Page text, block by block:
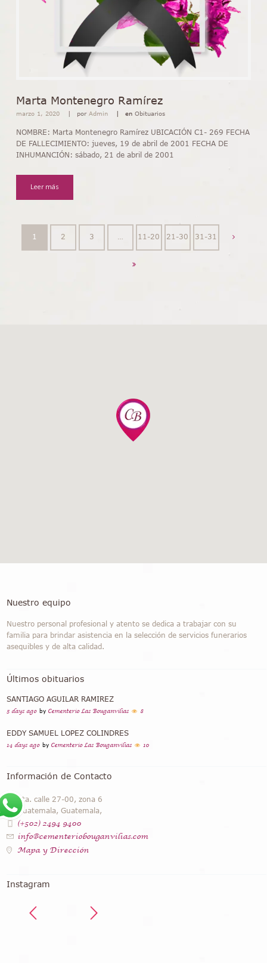
Marta Montenegro Ramírez
marzo 1, 2020 porAdmin en Obituarios
NOMBRE: Marta Montenegro Ramírez UBICACIÓN C1- 269 FECHA
DE FALLECIMIENTO: jueves, 19 de abril de 2001 FECHA DE
INHUMANCIÓN: sábado, 21 de abril de 2001
Leer más
1 2 3 … 11-20 21-30 31-31
Nuestro equipo
Nuestro personal profesional y atento se dedica a trabajar con su
familia para brindar asistencia en la selección de servicios funerarios
asequibles y de alta calidad.
Últimos obituarios
SANTIAGO AGUILAR RAMIREZ
5 days ago by Cementerio Las Bouganvilias 8
EDDY SAMUEL LOPEZ COLINDRES
14 days ago by Cementerio Las Bouganvilias 10
Información de Contacto
4ta. calle 27-00, zona 6
Guatemala, Guatemala,
(+502) 2494 9400
info@cementeriobouganvilias.com
Mapa y Dirección
Instagram